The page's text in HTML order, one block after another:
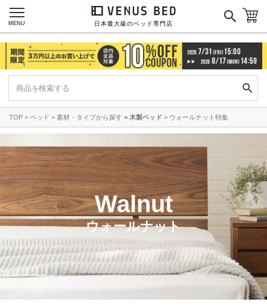
日本最大級のベッド専門店
MENU
TOP ベッド 素材・タイプから探す 木製ベッド ウォールナット特集
Walnut
ウォールナット